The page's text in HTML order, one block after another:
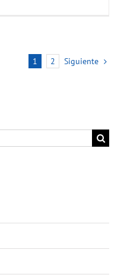
1 2 Siguiente